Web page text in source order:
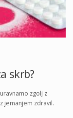
skrb?
zgolj z
jemanjem zdravil.